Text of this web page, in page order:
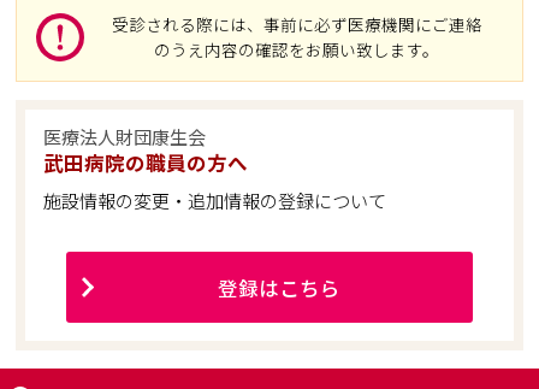
受診される際には、事前に必ず医療機関にご連絡
のうえ内容の確認をお願い致します。
医療法人財団康生会
武田病院の職員の方へ
施設情報の変更・追加情報の登録について
登録はこちら